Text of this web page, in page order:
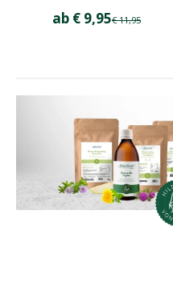
Angebot
ab € 9,95Regulärer Preis
€ 11,95